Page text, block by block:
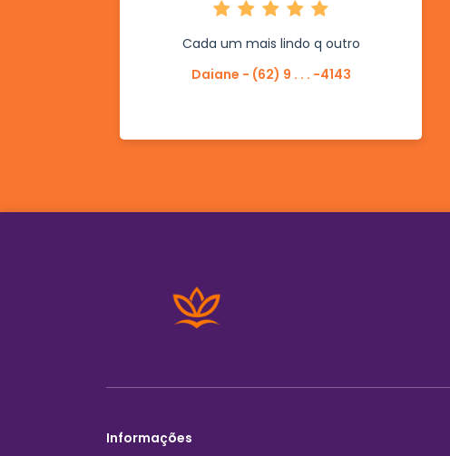
Cada um mais lindo q outro
Daiane - (62) 9 . . . -4143
Informações